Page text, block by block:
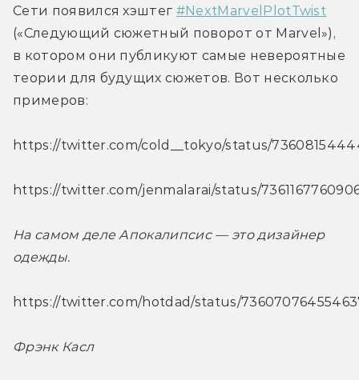
Сети появился хэштег #NextMarvelPlotTwist
(«Следующий сюжетный поворот от Marvel»),
в котором они публикуют самые невероятные
теории для будущих сюжетов. Вот несколько
примеров:
https://twitter.com/cold__tokyo/status/
https://twitter.com/jenmalarai/status/
На самом деле Апокалипсис — это дизайнер
одежды.
https://twitter.com/hotdad/status/
Фрэнк Касл